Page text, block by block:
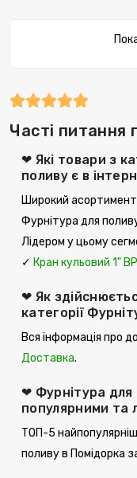
Часті питання
❤ Які товари з
поливу є в
Широкий асортимент
Фурнітура для
Лідером у цьому
✓ Кран кульовий 1"
❤ Як
категорії
Вся інформація про
Доставка.
❤ Фурнітура для
популярними та
ТОП-5
поливу в Помідорка